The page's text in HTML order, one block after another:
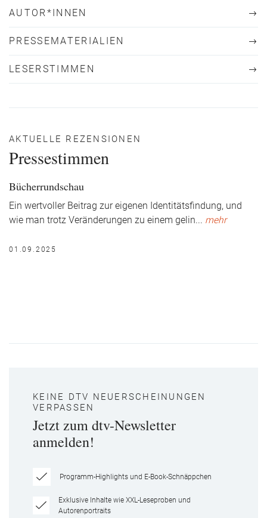
AUTOR*INNEN
PRESSEMATERIALIEN
LESERSTIMMEN
AKTUELLE REZENSIONEN
Pressestimmen
Bücherrundschau
Ein wertvoller Beitrag zur eigenen Identitätsfindung, und
wie man trotz Veränderungen zu einem gelin... mehr
01.09.2025
KEINE DTV NEUERSCHEINUNGEN
VERPASSEN
Jetzt zum dtv-Newsletter
anmelden!
Programm-Highlights und E-Book-Schnäppchen
Exklusive Inhalte wie XXL-Leseproben und
Autorenportraits